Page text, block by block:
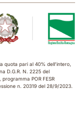
quota pari al 40% dell’intero,
D.G.R. N. 2225 del
POR FESR
n. 20319 del 28/9/2023.